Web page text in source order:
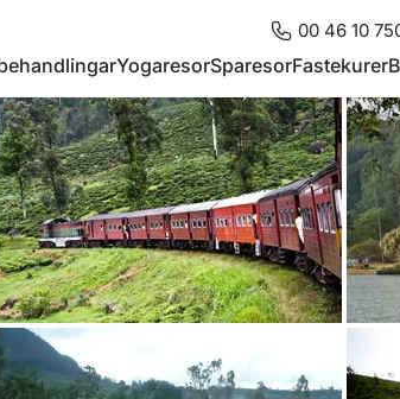
00 46 10
YogaresorSparesorFastekurer